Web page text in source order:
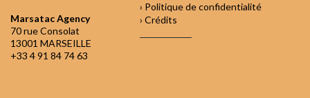
Marsatac Agency
70 rue Consolat
13001 MARSEILLE
+33 4 91 84 74 63
› Politique de confidentialité
› Crédits